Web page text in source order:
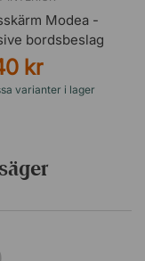
Modea -
bordsbeslag
kr
varianter i lager